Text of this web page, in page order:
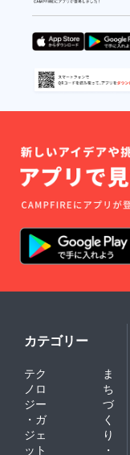
カテゴリー
テク
ノロ
ジー
・ガ
ジェ
ット
ま
ち
づ
く
り
・